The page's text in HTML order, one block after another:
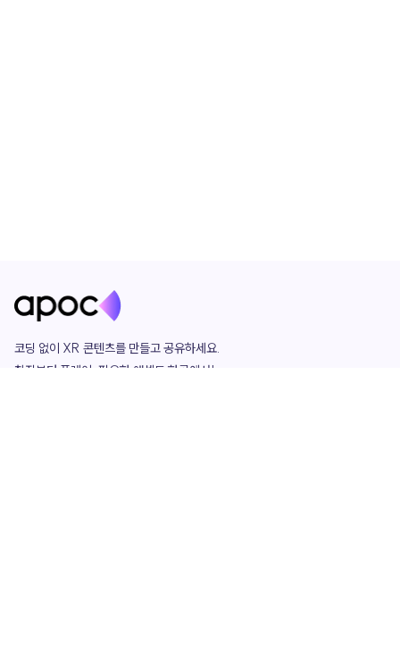
코딩 없이 XR 콘텐츠를 만들고 공유하세요.
창작부터 플레이, 필요한 애셋도 한곳에서!